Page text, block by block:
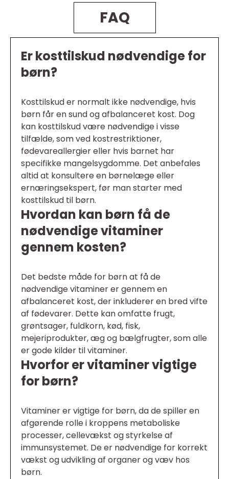
FAQ
Er kosttilskud nødvendige for
børn?
Kosttilskud er normalt ikke nødvendige, hvis
børn får en sund og afbalanceret kost. Dog
kan kosttilskud være nødvendige i visse
tilfælde, som ved kostrestriktioner,
fødevareallergier eller hvis barnet har
specifikke mangelsygdomme. Det anbefales
altid at konsultere en børnelæge eller
ernæringsekspert, før man starter med
kosttilskud til børn.
Hvordan kan børn få de
nødvendige vitaminer
gennem kosten?
Det bedste måde for børn at få de
nødvendige vitaminer er gennem en
afbalanceret kost, der inkluderer en bred vifte
af fødevarer. Dette kan omfatte frugt,
grøntsager, fuldkorn, kød, fisk,
mejeriprodukter, æg og bælgfrugter, som alle
er gode kilder til vitaminer.
Hvorfor er vitaminer vigtige
for børn?
Vitaminer er vigtige for børn, da de spiller en
afgørende rolle i kroppens metaboliske
processer, cellevækst og styrkelse af
immunsystemet. De er nødvendige for korrekt
vækst og udvikling af organer og væv hos
børn.